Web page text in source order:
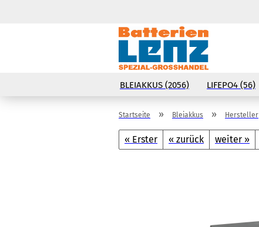
BLEIAKKUS (2056) LIFEPO4 (56)
Startseite » Bleiakkus » Hersteller
« Erster « zurück weiter »